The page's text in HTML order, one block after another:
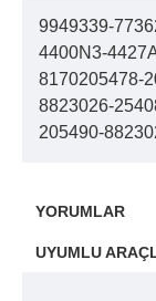
9949339-
4400N3-
8170205478-
8823026-
205490-
YORUMLAR
UYUMLU